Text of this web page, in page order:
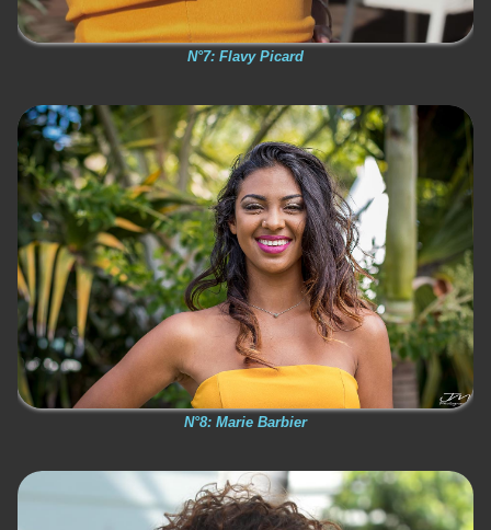
N°7: Flavy Picard
N°8: Marie Barbier